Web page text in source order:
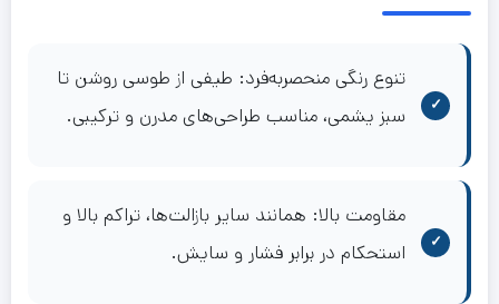
تنوع رنگی منحصربه‌فرد: طیفی از طوسی روشن تا
سبز یشمی، مناسب طراحی‌های مدرن و ترکیبی.
مقاومت بالا: همانند سایر بازالت‌ها، تراکم بالا و
استحکام در برابر فشار و سایش.